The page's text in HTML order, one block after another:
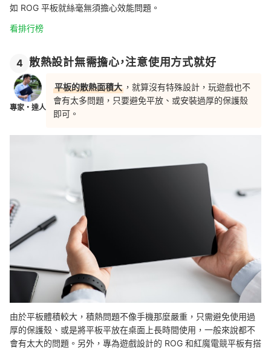
如 ROG 平板就絲毫無須擔心效能問題。
看排行榜
4 散熱設計無需擔心，注意使用方式就好
專家・達人
平板的散熱面積大 ，就算沒有特殊設計，玩遊戲也不
會有太多問題，只要避免平放、或安裝過厚的保護殼
即可。
由於平板體積較大，積熱問題不像手機那麼嚴重，只需避免使用過
厚的保護殼、或是將平板平放在桌面上長時間使用，一般來說都不
會有太大的問題。 另外，專為遊戲設計的 ROG 和紅魔電競平板有搭